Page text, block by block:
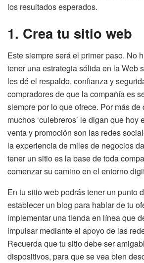
los resultados esperados.
1. Crea tu sitio web
Este siempre será el primer paso. No
tener una estrategia sólida en la Web
les dé el respaldo, confianza y
compradores de que la compañía es
siempre por lo que ofrece. Por más
muchos ‘culebreros’ le digan que hoy
venta y promoción son las redes
la experiencia de miles de negocios
tener un sitio es la base de toda
comenzar su camino en el entorno
En tu sitio web podrás tener un punto
establecer un blog para hablar de tu
implementar una tienda en línea que
impulsar mediante el apoyo de las
Recuerda que tu sitio debe ser
dispositivos, para que se vea bien